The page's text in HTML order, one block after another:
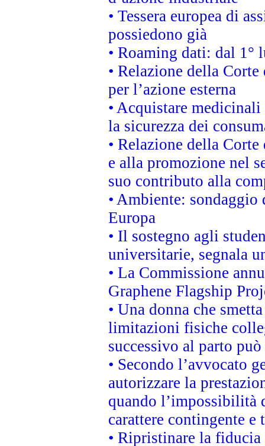
• Tessera europea di
possiedono già
• Roaming dati: dal
• Relazione della
per l’azione esterna
• Acquistare
la sicurezza dei
• Relazione della
e alla promozione nel
suo contributo alla
• Ambiente:
Europa
• Il sostegno agli
universitarie, segnala
• La Commissione
Graphene Flagship
• Una donna che
limitazioni fisiche
successivo al parto
• Secondo l’avvocato
autorizzare la
quando l’impossibilità
carattere contingente
• Ripristinare la